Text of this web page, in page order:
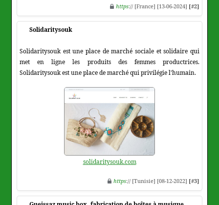
https:// [France] [13-06-2024] [#2]
Solidaritysouk
Solidaritysouk est une place de marché sociale et solidaire qui
met en ligne les produits des femmes productrices.
Solidaritysouk est une place de marché qui privilégie l'humain.
solidaritysouk.com
https:// [Tunisie] [08-12-2022] [#3]